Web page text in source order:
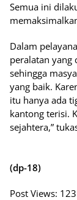
Semua ini
Dalam
peralatan yang
sehingga
yang baik.
itu hanya ada
kantong terisi.
sejahtera,”
(dp-18)
Post Views: 123